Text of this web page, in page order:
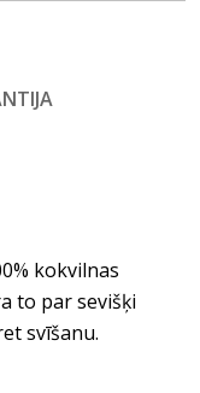
kokvilnas
to par sevišķi
svīšanu.